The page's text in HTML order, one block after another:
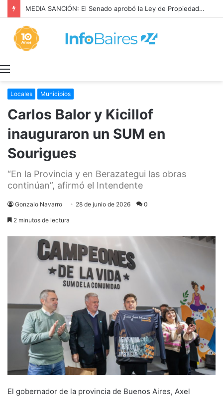
MEDIA SANCIÓN: El Senado aprobó la Ley de Propiedad Privada
Locales Municipios
Carlos Balor y Kicillof
inauguraron un SUM en
Sourigues
“En la Provincia y en Berazategui las obras
continúan”, afirmó el Intendente
Gonzalo Navarro 28 de junio de 2026 0
2 minutos de lectura
El gobernador de la provincia de Buenos Aires, Axel